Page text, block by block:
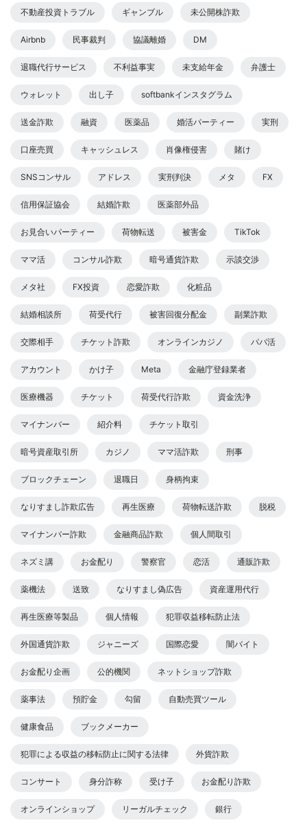
不動産投資トラブル ギャンブル 未公開株詐欺
Airbnb 民事裁判 協議離婚 DM
退職代行サービス 不利益事実 未支給年金 弁護士
ウォレット 出し子 softbankインスタグラム
送金詐欺 融資 医薬品 婚活パーティー 実刑
口座売買 キャッシュレス 肖像権侵害 賭け
SNSコンサル アドレス 実刑判決 メタ FX
信用保証協会 結婚詐欺 医薬部外品
お見合いパーティー 荷物転送 被害金 TikTok
ママ活 コンサル詐欺 暗号通貨詐欺 示談交渉
メタ社 FX投資 恋愛詐欺 化粧品
結婚相談所 荷受代行 被害回復分配金 副業詐欺
交際相手 チケット詐欺 オンラインカジノ パパ活
アカウント かけ子 Meta 金融庁登録業者
医療機器 チケット 荷受代行詐欺 資金洗浄
マイナンバー 紹介料 チケット取引
暗号資産取引所 カジノ ママ活詐欺 刑事
ブロックチェーン 退職日 身柄拘束
なりすまし詐欺広告 再生医療 荷物転送詐欺 脱税
マイナンバー詐欺 金融商品詐欺 個人間取引
ネズミ講 お金配り 警察官 恋活 通販詐欺
薬機法 送致 なりすまし偽広告 資産運用代行
再生医療等製品 個人情報 犯罪収益移転防止法
外国通貨詐欺 ジャニーズ 国際恋愛 闇バイト
お金配り企画 公的機関 ネットショップ詐欺
薬事法 預貯金 勾留 自動売買ツール
健康食品 ブックメーカー
犯罪による収益の移転防止に関する法律 外貨詐欺
コンサート 身分詐称 受け子 お金配り詐欺
オンラインショップ リーガルチェック 銀行